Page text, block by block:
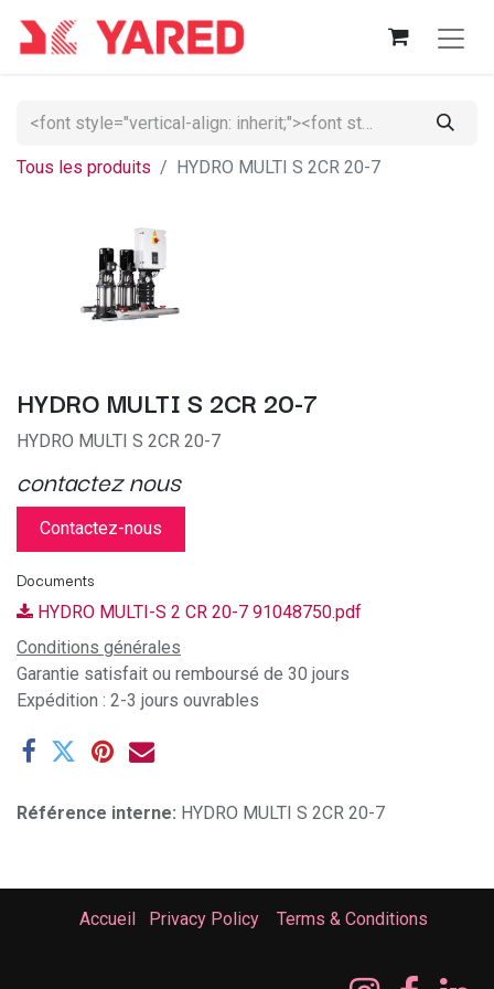
Tous les produits HYDRO MULTI S 2CR 20-7
HYDRO MULTI S 2CR 20-7
HYDRO MULTI S 2CR 20-7
contactez nous
Contactez-nous
Documents
HYDRO MULTI-S 2 CR 20-7 91048750.pdf
Conditions générales
Garantie satisfait ou remboursé de 30 jours
Expédition : 2-3 jours ouvrables
Référence interne: HYDRO MULTI S 2CR 20-7
Accueil Privacy Policy Terms & Conditions